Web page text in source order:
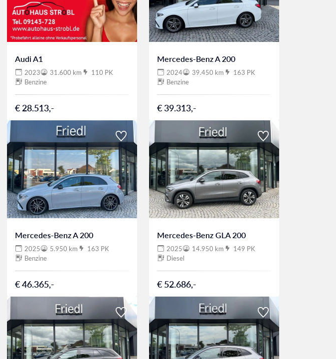
Audi A1
2023 31.600 km
110 PK
Benzine
€ 28.513,-
Mercedes-Benz A 200
2024 39.450 km
163 PK
Benzine
€ 39.313,-
Mercedes-Benz A 200
2025 5.950 km
163 PK
Benzine
€ 46.365,-
Mercedes-Benz GLA 200
2025 14.950 km
149 PK
Diesel
€ 52.686,-